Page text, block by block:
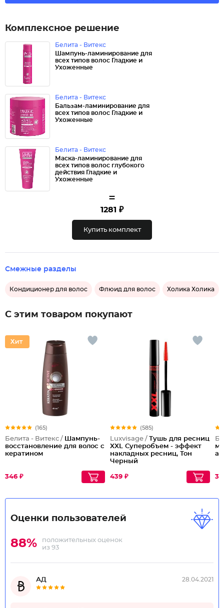
Комплексное решение
Белита - Витекс
Шампунь-ламинирование для
всех типов волос Гладкие и
Ухоженные
Белита - Витекс
Бальзам-ламинирование для
всех типов волос Гладкие и
Ухоженные
Белита - Витекс
Маска-ламинирование для
всех типов волос глубокого
действия Гладкие и
Ухоженные
=
1281 ₽
Купить комплект
Смежные разделы
Кондиционер для волос Флюид для волос Холика Холика
С этим товаром покупают
(165)
Белита - Витекс / Шампунь-
восстановление для волос с
кератином
346 ₽
(585)
Luxvisage / Тушь для ресниц
XXL Суперобъем - эффект
накладных ресниц, Тон
Черный
439 ₽
Оценки пользователей
88%
положительных оценок
из 93
АД 28.04.2021